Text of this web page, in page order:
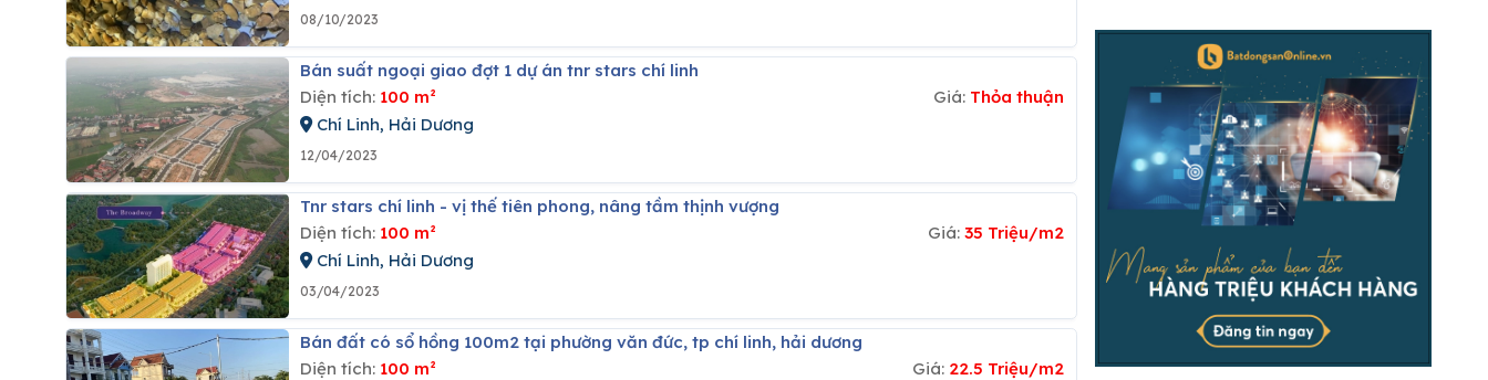
08/10/2023
Bán suất ngoại giao đợt 1 dự án tnr stars chí linh
Diện tích: 100 m² Giá: Thỏa thuận
Chí Linh, Hải Dương
12/04/2023
Tnr stars chí linh - vị thế tiên phong, nâng tầm thịnh vượng
Diện tích: 100 m² Giá:35 Triệu/m2
Chí Linh, Hải Dương
03/04/2023
Bán đất có sổ hồng 100m2 tại phường văn đức, tp chí linh, hải dương
Diện tích: 100 m² Giá: 22.5 Triệu/m2